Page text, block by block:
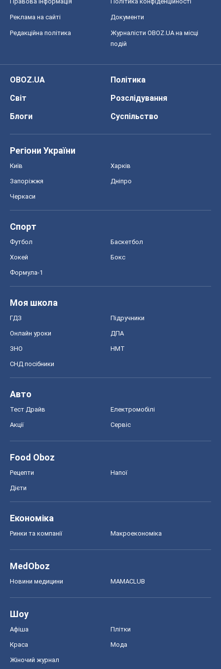
Реклама на сайті Документи
Редакційна політика
Журналісти OBOZ.UA на місці
подій
OBOZ.UA
Політика
Світ
Розслідування
Блоги
Суспільство
Регіони України
Київ Харків
Запоріжжя Дніпро
Черкаси
Спорт
Футбол Баскетбол
Хокей Бокс
Формула-1
Моя школа
ГДЗ Підручники
Онлайн уроки ДПА
ЗНО НМТ
СНД посібники
Авто
Тест Драйв Електромобілі
Акції Сервіс
Food Oboz
Рецепти Напої
Дієти
Економіка
Ринки та компанії Макроекономіка
MedOboz
Новини медицини MAMACLUB
Шоу
Афіша Плітки
Краса Мода
Жіночий журнал